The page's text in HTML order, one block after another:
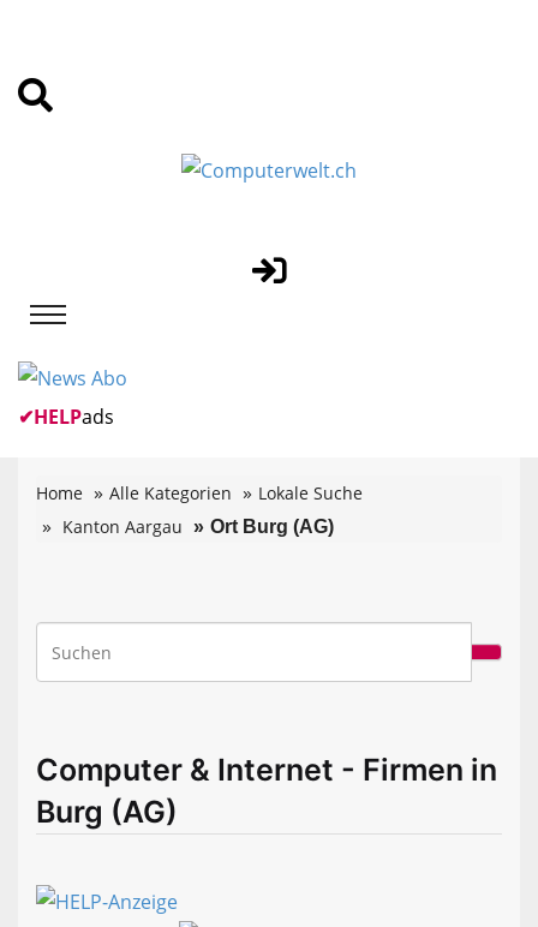
✔HELPads
Home Alle Kategorien
Lokale Suche
Kanton Aargau
Ort Burg (AG)
Computer & Internet - Firmen in
Burg (AG)